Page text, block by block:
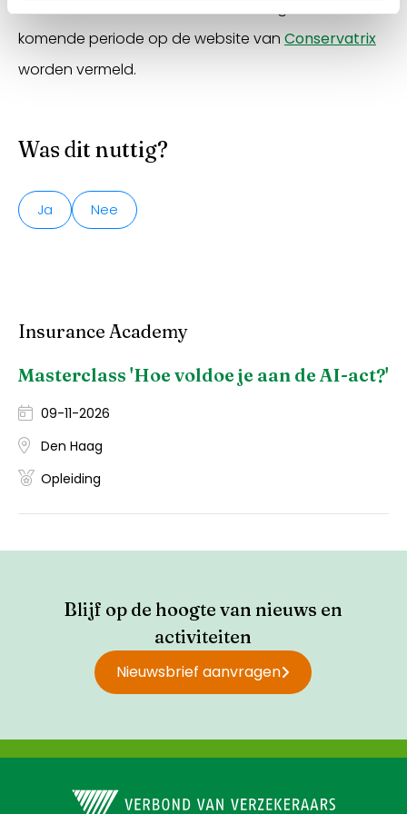
komende periode op de website van Conservatrix
worden vermeld.
Was dit nuttig?
Ja Nee
Insurance Academy
Masterclass 'Hoe voldoe je aan de AI-act?'
09-11-2026
Den Haag
Opleiding
Blijf op de hoogte van nieuws en
activiteiten
Nieuwsbrief aanvragen